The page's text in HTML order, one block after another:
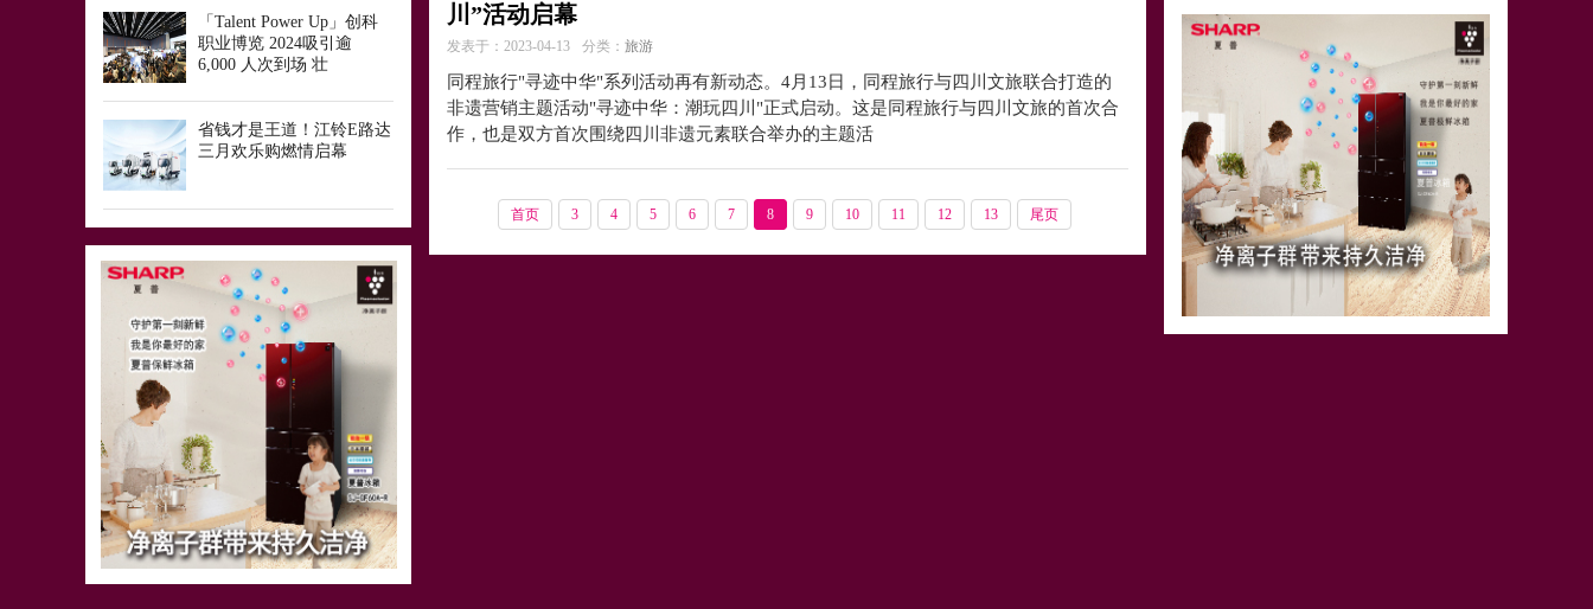
「Talent Power Up」创科
职业博览 2024吸引逾
6,000 人次到场 壮
省钱才是王道！江铃E路达
三月欢乐购燃情启幕
川”活动启幕
发表于：2023-04-13 分类： 旅游
同程旅行"寻迹中华"系列活动再有新动态。4月13日，同程旅行与四川文旅联合打造的
非遗营销主题活动"寻迹中华：潮玩四川"正式启动。这是同程旅行与四川文旅的首次合
作，也是双方首次围绕四川非遗元素联合举办的主题活
首页 3 4 5 6 7 8 9 10 11 12 13 尾页